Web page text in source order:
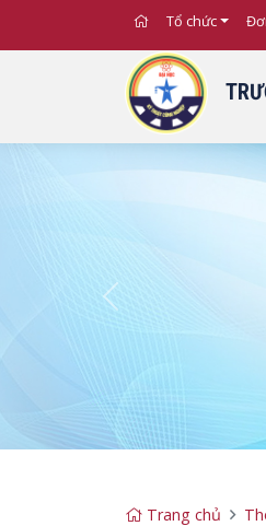
Tổ chức
Previous
Trang chủ